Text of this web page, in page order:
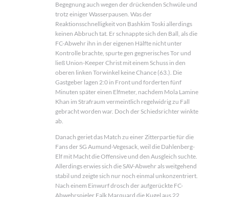
Begegnung auch wegen der drückenden Schwüle und
trotz einiger Wasserpausen. Was der
Reaktionsschnelligkeit von Bashkim Toski allerdings
keinen Abbruch tat. Er schnappte sich den Ball, als die
FC-Abwehr ihn in der eigenen Hälfte nicht unter
Kontrolle brachte, spurte gen gegnerisches Tor und
ließ Union-Keeper Christ mit einem Schuss in den
oberen linken Torwinkel keine Chance (63.). Die
Gastgeber lagen 2:0 in Front und forderten fünf
Minuten später einen Elfmeter, nachdem Mola Lamine
Khan im Strafraum vermeintlich regelwidrig zu Fall
gebracht worden war. Doch der Schiedsrichter winkte
ab.
Danach geriet das Match zu einer Zitterpartie für die
Fans der SG Aumund-Vegesack, weil die Dahlenberg-
Elf mit Macht die Offensive und den Ausgleich suchte.
Allerdings erwies sich die SAV-Abwehr als weitgehend
stabil und zeigte sich nur noch einmal unkonzentriert.
Nach einem Einwurf drosch der aufgerückte FC-
Abwehrspieler Falk Marquard die Kugel aus 22